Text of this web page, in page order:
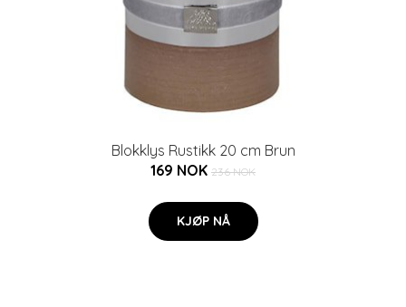
Blokklys Rustikk 20 cm Brun
169 NOK 236 NOK
KJØP NÅ